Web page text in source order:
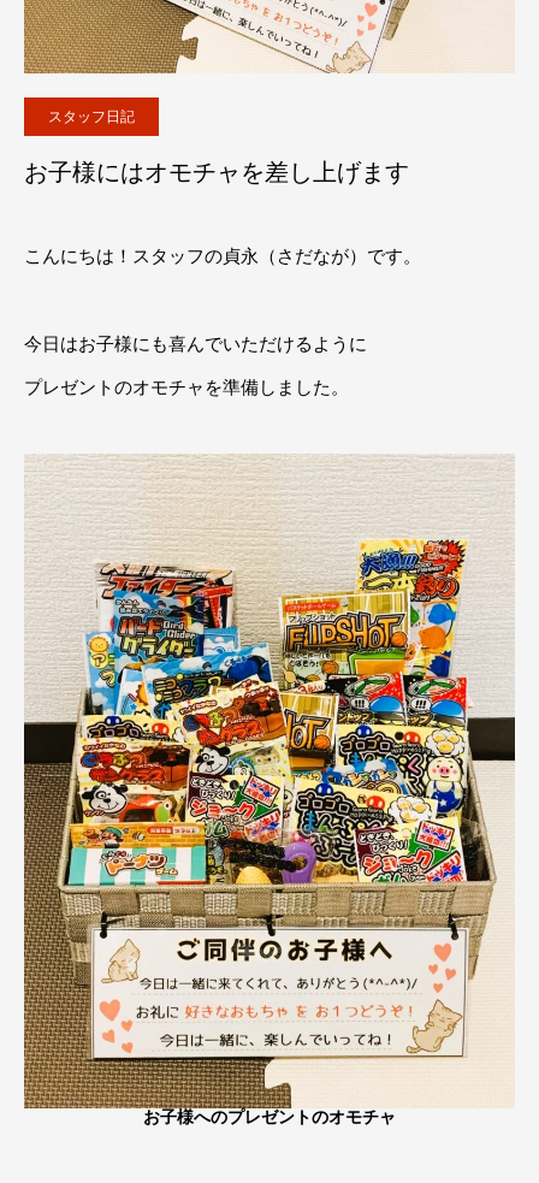
スタッフ日記
お子様にはオモチャを差し上げます
こんにちは！スタッフの貞永（さだなが）です。
今日はお子様にも喜んでいただけるように
プレゼントのオモチャを準備しました。
お子様へのプレゼントのオモチャ